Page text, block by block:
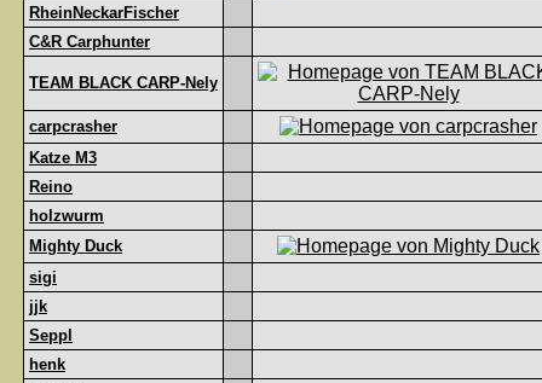
RheinNeckarFischer
C&R Carphunter
TEAM BLACK CARP-Nely
carpcrasher
Katze M3
Reino
holzwurm
Mighty Duck
sigi
jjk
Seppl
henk